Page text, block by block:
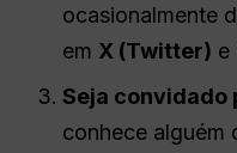
ocasionalmente
em X (Twitter) e
Seja convidado
conhece alguém